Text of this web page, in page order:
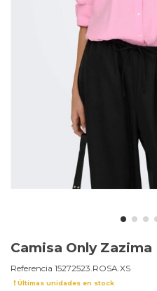
Camisa Only Zazima
Referencia 15272523.ROSA.XS
Últimas unidades en stock